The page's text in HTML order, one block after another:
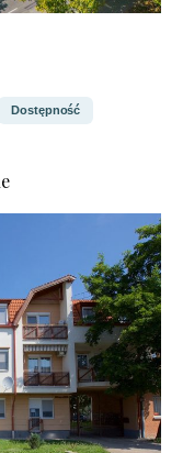
Dostępność